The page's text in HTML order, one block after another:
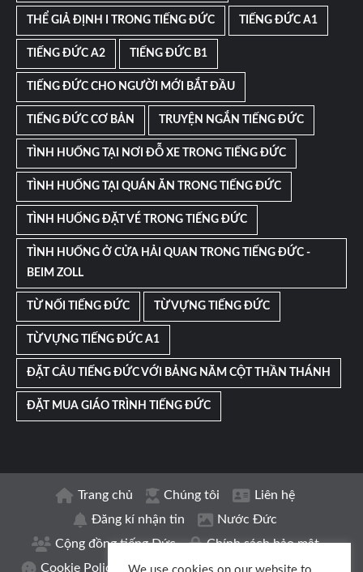
THỂ GIẢ ĐỊNH I TRONG TIẾNG ĐỨC TIẾNG ĐỨC A1
TIẾNG ĐỨC A2 TIẾNG ĐỨC B1
TIẾNG ĐỨC CHO NGƯỜI MỚI BẮT ĐẦU
TIẾNG ĐỨC CƠ BẢN TRUYỆN NGẮN TIẾNG ĐỨC
TÌNH HUỐNG TẠI NƠI ĐỖ XE TRONG TIẾNG ĐỨC
TÌNH HUỐNG TẠI QUÁN ĂN TRONG TIẾNG ĐỨC
TÌNH HUỐNG ĐẶT VÉ TRONG TIẾNG ĐỨC
TÌNH HUỐNG Ở CỬA HẢI QUAN TRONG TIẾNG ĐỨC -
BEIM ZOLL
TỪ NỐI TIẾNG ĐỨC TỪ VỰNG TIẾNG ĐỨC
TỪ VỰNG TIẾNG ĐỨC A1
ĐẶT CÂU TIẾNG ĐỨC VỚI BẢNG NĂM CỘT THẦN THÁNH
ĐẶT MUA GIÁO TRÌNH TIẾNG ĐỨC
Trang chủ Chúng tôi
Liên hệ
Đăng kí nhận tin
Nước Đức
Cộng đồng tiếng Đức
Chính sách bảo mật
Cookie Policy
Thông tin xuất bản | Impressum